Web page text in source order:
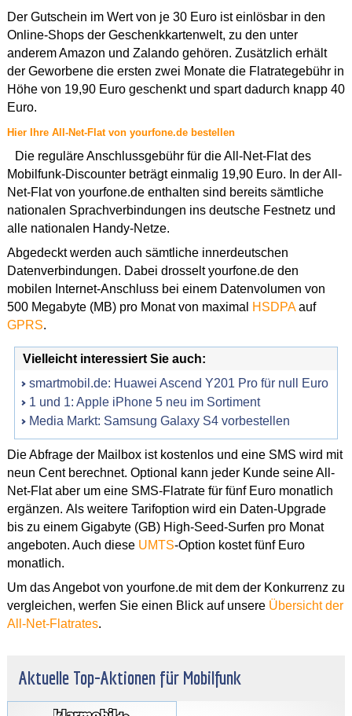
Der Gutschein im Wert von je 30 Euro ist einlösbar in den
Online-Shops der Geschenkkartenwelt, zu den unter
anderem Amazon und Zalando gehören. Zusätzlich erhält
der Geworbene die ersten zwei Monate die Flatrategebühr in
Höhe von 19,90 Euro geschenkt und spart dadurch knapp 40
Euro.
Hier Ihre All-Net-Flat von yourfone.de bestellen
Die reguläre Anschlussgebühr für die All-Net-Flat des
Mobilfunk-Discounter beträgt einmalig 19,90 Euro. In der All-
Net-Flat von yourfone.de enthalten sind bereits sämtliche
nationalen Sprachverbindungen ins deutsche Festnetz und
alle nationalen Handy-Netze.
Abgedeckt werden auch sämtliche innerdeutschen
Datenverbindungen. Dabei drosselt yourfone.de den
mobilen Internet-Anschluss bei einem Datenvolumen von
500 Megabyte (MB) pro Monat von maximal
HSDPAauf
GPRS.
Vielleicht interessiert Sie auch:
smartmobil.de: Huawei Ascend Y201 Pro für null Euro
1 und 1: Apple iPhone 5 neu im Sortiment
Media Markt: Samsung Galaxy S4 vorbestellen
Die Abfrage der Mailbox ist kostenlos und eine SMS wird mit
neun Cent berechnet. Optional kann jeder Kunde seine All-
Net-Flat aber um eine SMS-Flatrate für fünf Euro monatlich
ergänzen. Als weitere Tarifoption wird ein Daten-Upgrade
bis zu einem Gigabyte (GB) High-Seed-Surfen pro Monat
angeboten. Auch diese UMTS-Option kostet fünf Euro
monatlich.
Um das Angebot von yourfone.de mit dem der Konkurrenz zu
vergleichen, werfen Sie einen Blick auf unsere Übersicht der
All-Net-Flatrates.
Aktuelle Top-Aktionen für Mobilfunk